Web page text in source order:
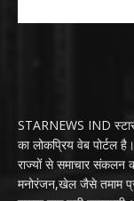
STARNEWS IND
का लोकप्रिय वेब पोर्टल
राज्यों से समाचार संकलन
मनोरंजन,खेल जैसे तमाम